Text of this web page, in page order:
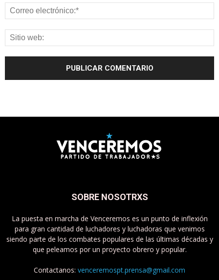
SOBRE NOSOTRXS
La puesta en marcha de Venceremos es un punto de inflexión
para gran cantidad de luchadores y luchadoras que venimos
siendo parte de los combates populares de las últimas décadas y
que peleamos por un proyecto obrero y popular.
Contactanos: venceremospt.prensa@gmail.com